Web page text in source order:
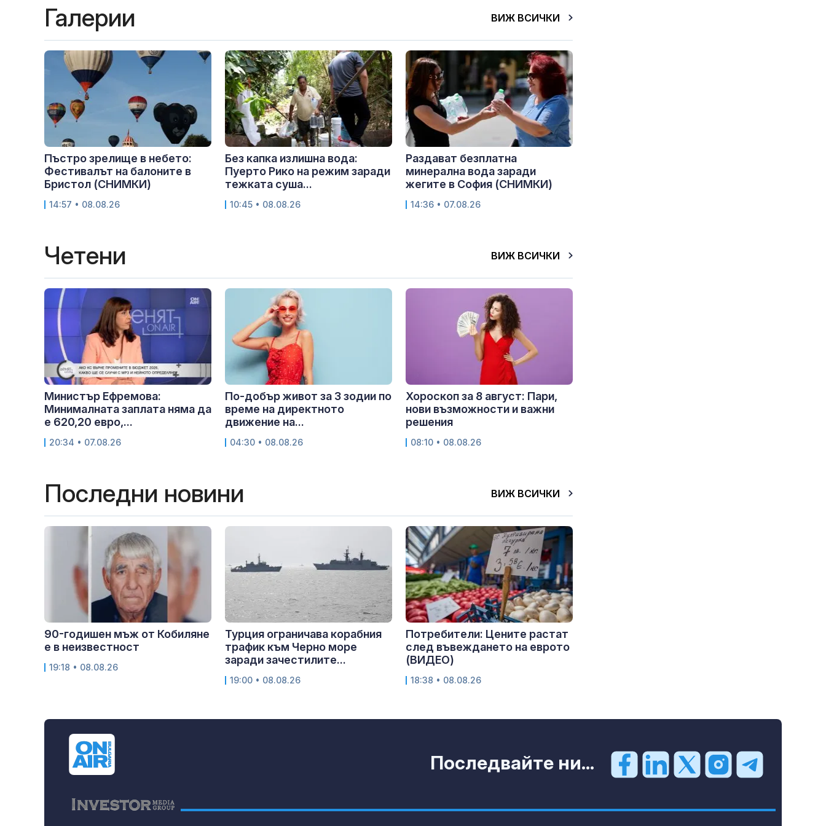
Галерии ВИЖ ВСИЧКИ
Пъстро зрелище в небето:
Фестивалът на балоните в
Бристол (СНИМКИ)
14:57 • 08.08.26
Без капка излишна вода:
Пуерто Рико на режим заради
тежката суша...
10:45 • 08.08.26
Раздават безплатна
минерална вода заради
жегите в София (СНИМКИ)
14:36 • 07.08.26
Четени ВИЖ ВСИЧКИ
Министър Ефремова:
Минималната заплата няма да
е 620,20 евро,...
20:34 • 07.08.26
По-добър живот за 3 зодии по
време на директното
движение на...
04:30 • 08.08.26
Хороскоп за 8 август: Пари,
нови възможности и важни
решения
08:10 • 08.08.26
Последни новини ВИЖ ВСИЧКИ
90-годишен мъж от Кобиляне
е в неизвестност
19:18 • 08.08.26
Турция ограничава корабния
трафик към Черно море
заради зачестилите...
19:00 • 08.08.26
Потребители: Цените растат
след въвеждането на еврото
(ВИДЕО)
18:38 • 08.08.26
Последвайте ни...